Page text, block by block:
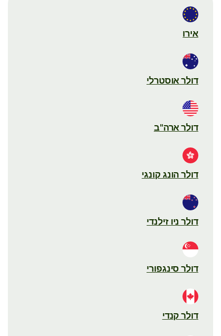
אירו
דולר אוסטרלי
דולר ארה"ב
דולר הונג קונגי
דולר ניו זילנדי
דולר סינגפורי
דולר קנדי